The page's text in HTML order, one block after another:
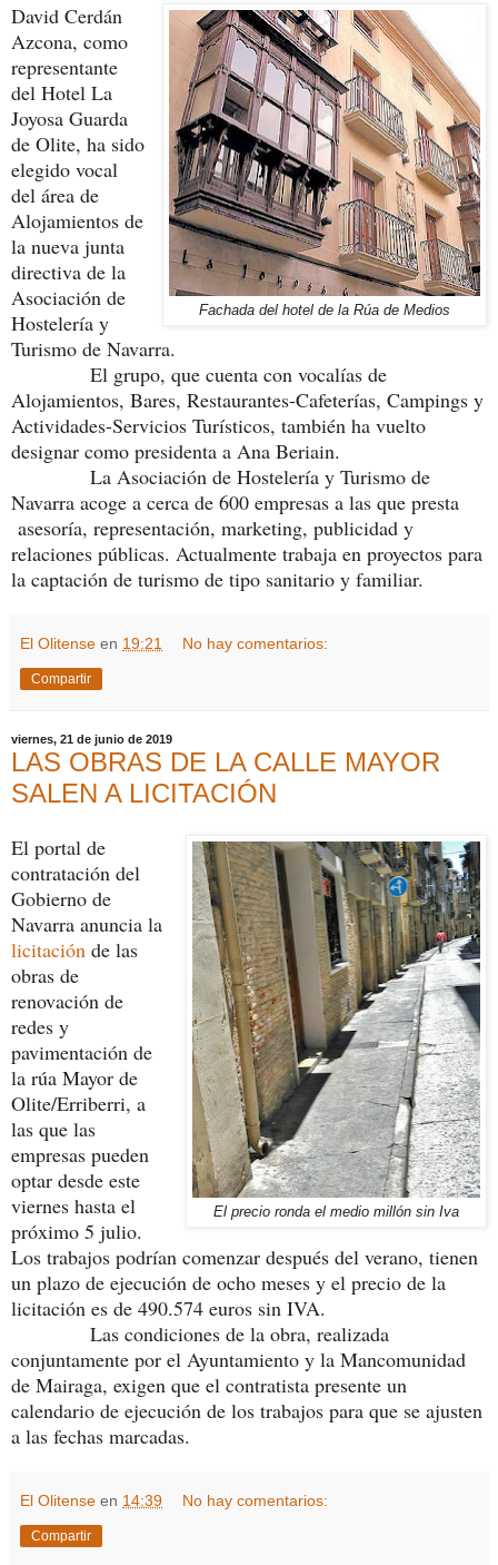
Fachada del hotel de la Rúa de Medios
David Cerdán
Azcona, como
representante
del Hotel La
Joyosa Guarda
de Olite, ha sido
elegido vocal
del área de
Alojamientos de
la nueva junta
directiva de la
Asociación de
Hostelería y
Turismo de Navarra.
El grupo, que cuenta con vocalías de
Alojamientos, Bares, Restaurantes-Cafeterías, Campings y
Actividades-Servicios Turísticos, también ha vuelto
designar como presidenta a Ana Beriain.
La Asociación de Hostelería y Turismo de
Navarra acoge a cerca de 600 empresas a las que presta
asesoría, representación, marketing, publicidad y
relaciones públicas. Actualmente trabaja en proyectos para
la captación de turismo de tipo sanitario y familiar.
El Olitense en 19:21 No hay comentarios:
Compartir
viernes, 21 de junio de 2019
LAS OBRAS DE LA CALLE MAYOR
SALEN A LICITACIÓN
El precio ronda el medio millón sin Iva
El portal de
contratación del
Gobierno de
Navarra anuncia la
licitación de las
obras de
renovación de
redes y
pavimentación de
la rúa Mayor de
Olite/Erriberri, a
las que las
empresas pueden
optar desde este
viernes hasta el
próximo 5 julio.
Los trabajos podrían comenzar después del verano, tienen
un plazo de ejecución de ocho meses y el precio de la
licitación es de 490.574 euros sin IVA.
Las condiciones de la obra, realizada
conjuntamente por el Ayuntamiento y la Mancomunidad
de Mairaga, exigen que el contratista presente un
calendario de ejecución de los trabajos para que se ajusten
a las fechas marcadas.
El Olitense en 14:39 No hay comentarios:
Compartir